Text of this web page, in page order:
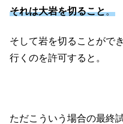
それは大岩を切ること。
そして岩を切ることがで
行くのを許可すると。
ただこういう場合の最終